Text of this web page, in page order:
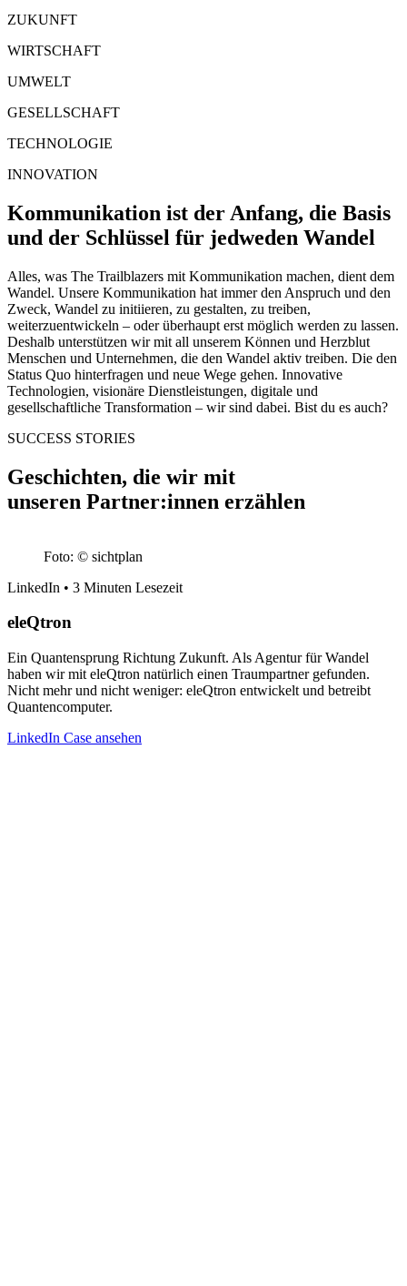
ZUKUNFT
WIRTSCHAFT
UMWELT
GESELLSCHAFT
TECHNOLOGIE
INNOVATION
Kommunikation ist der Anfang, die Basis
und der Schlüssel für jedweden Wandel
Alles, was The Trailblazers mit Kommunikation machen, dient dem
Wandel. Unsere Kommunikation hat immer den Anspruch und den
Zweck, Wandel zu initiieren, zu gestalten, zu treiben,
weiterzuentwickeln – oder überhaupt erst möglich werden zu lassen.
Deshalb unterstützen wir mit all unserem Können und Herzblut
Menschen und Unternehmen, die den Wandel aktiv treiben. Die den
Status Quo hinterfragen und neue Wege gehen. Innovative
Technologien, visionäre Dienstleistungen, digitale und
gesellschaftliche Transformation – wir sind dabei. Bist du es auch?
SUCCESS STORIES
Geschichten, die wir mit
unseren Partner:innen erzählen
Foto: © sichtplan
LinkedIn • 3 Minuten Lesezeit
eleQtron
Ein Quantensprung Richtung Zukunft. Als Agentur für Wandel
haben wir mit eleQtron natürlich einen Traumpartner gefunden.
Nicht mehr und nicht weniger: eleQtron entwickelt und betreibt
Quantencomputer.
LinkedIn Case ansehen